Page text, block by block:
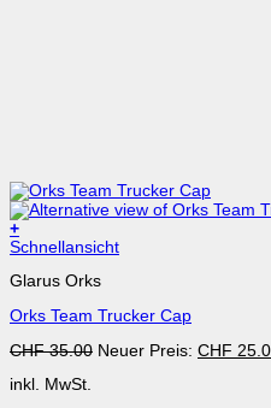
+
Dieses
weist
Varianten
Die
können
Schnellansicht
Glarus Orks
Orks Team Trucker Cap
CHF35.00 Ursprünglicher
Neuer Preis: CHF
inkl. MwSt.